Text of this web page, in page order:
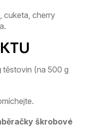
cuketa, cherry
těstovin (na 500 g
škrobové